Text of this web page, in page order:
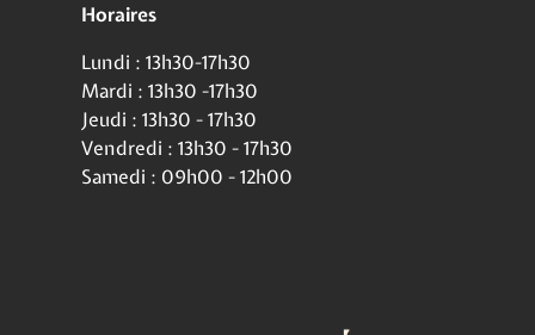
Horaires
Lundi : 13h30-17h30
Mardi : 13h30 -17h30
Jeudi : 13h30 - 17h30
Vendredi : 13h30 - 17h30
Samedi : 09h00 - 12h00